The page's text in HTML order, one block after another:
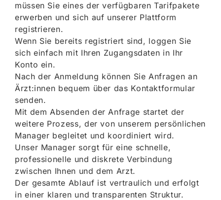
müssen Sie eines der verfügbaren Tarifpakete
erwerben und sich auf unserer Plattform
registrieren.
Wenn Sie bereits registriert sind, loggen Sie
sich einfach mit Ihren Zugangsdaten in Ihr
Konto ein.
Nach der Anmeldung können Sie Anfragen an
Ärzt:innen bequem über das Kontaktformular
senden.
Mit dem Absenden der Anfrage startet der
weitere Prozess, der von unserem persönlichen
Manager begleitet und koordiniert wird.
Unser Manager sorgt für eine schnelle,
professionelle und diskrete Verbindung
zwischen Ihnen und dem Arzt.
Der gesamte Ablauf ist vertraulich und erfolgt
in einer klaren und transparenten Struktur.